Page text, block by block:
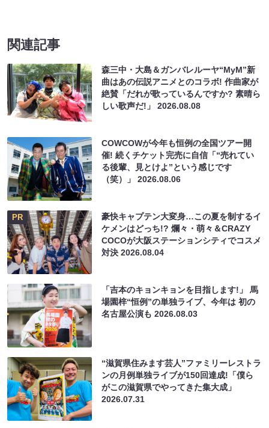
関連記事
森三中・大島＆ガンバレルーヤ“MyM”新
曲はあの伝説アニメとのコラボ! 作曲家が
絶賛「だれが歌っているんですか? 素晴ら
しい歌声だ!」2026.08.08
COWCOWが今年も恒例の全国ツアー開
催! 続くチケット完売に自信「“売れてい
る後輩、見とけよ”という感じです
（笑）」2026.08.06
PR
豪快キャプテン大変身…この夏を制するイ
ケメンはどっち!? 爛々・萌々＆CRAZY
COCOが大阪ステーションシティでコスメ
対決2026.08.04
「吉本のキョンキョンを目指します!」 馬
場園梓“恒例”の単独ライブ、今年は 初の
名古屋公演も2026.08.03
“滋賀県住みます芸人”ファミリーレストラ
ンの月例単独ライブが150回達成!「僕ら
がこの滋賀県でやってきた集大成」
2026.07.31